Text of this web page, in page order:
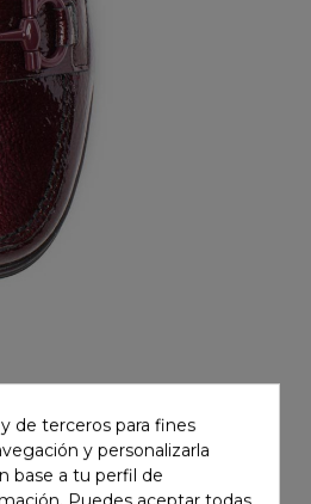
de terceros para fines
y personalizarla
base a tu perfil de